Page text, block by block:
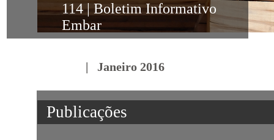
114 | Boletim Informativo
Embar
| Janeiro 2016
Publicações